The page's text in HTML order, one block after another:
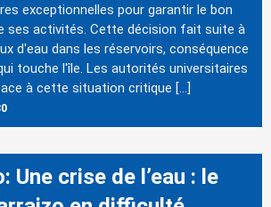
exceptionnelles pour garantir le bon
ses activités. Cette décision fait suite à
d'eau dans les réservoirs, conséquence
touche l'île. Les autorités universitaires
à cette situation critique […]
Une crise de l’eau : le